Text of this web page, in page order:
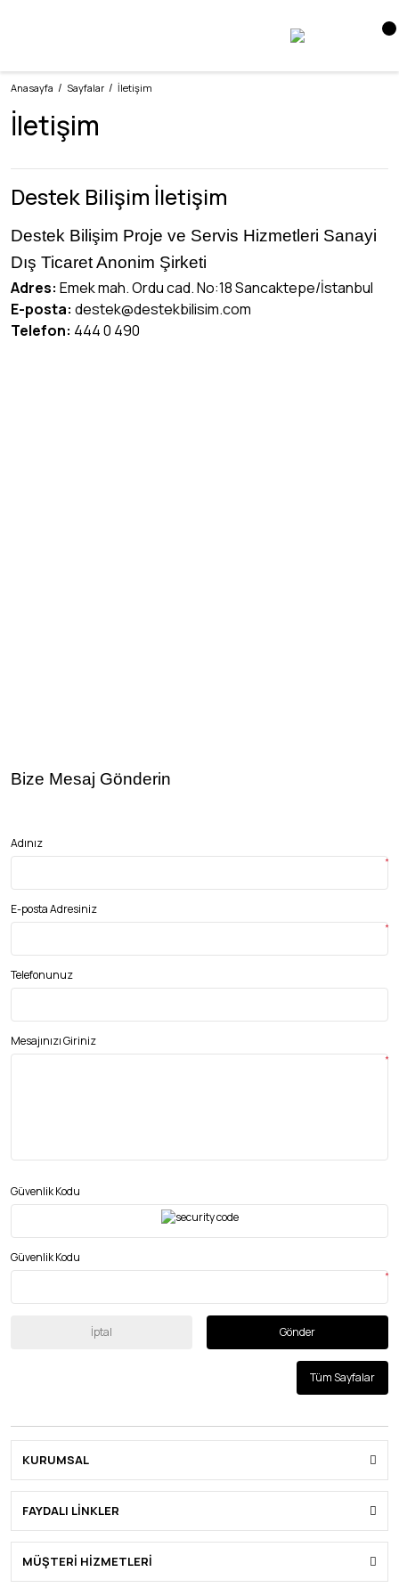
Anasayfa Sayfalar İletişim
İletişim
Destek Bilişim İletişim
Destek Bilişim Proje ve Servis Hizmetleri Sanayi
Dış Ticaret Anonim Şirketi
Adres: Emek mah. Ordu cad. No:18 Sancaktepe/İstanbul
E-posta: destek@destekbilisim.com
Telefon: 444 0 490
Bize Mesaj Gönderin
Adınız
*
E-posta Adresiniz
*
Telefonunuz
Mesajınızı Giriniz
*
Güvenlik Kodu
Güvenlik Kodu
*
İptal Gönder
Tüm Sayfalar
KURUMSAL
FAYDALI LİNKLER
MÜŞTERİ HİZMETLERİ